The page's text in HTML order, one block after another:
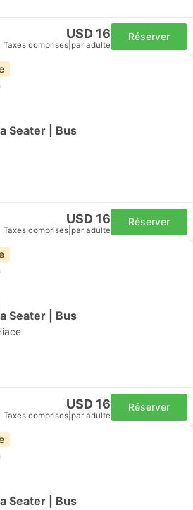
USD 16
Taxes comprises par adulte
Réserver
Seater | Bus
USD 16
Taxes comprises par adulte
Réserver
Seater | Bus
USD 16
Taxes comprises par adulte
Réserver
Seater | Bus